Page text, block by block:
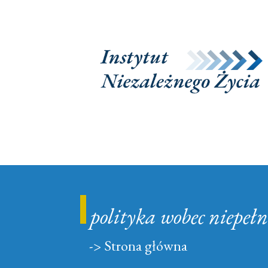
Stowarzyszenie
polityka wobec
-> Strona główna